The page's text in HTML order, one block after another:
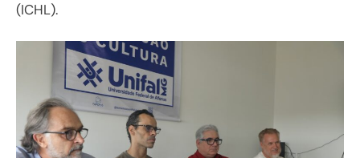
(ICHL).